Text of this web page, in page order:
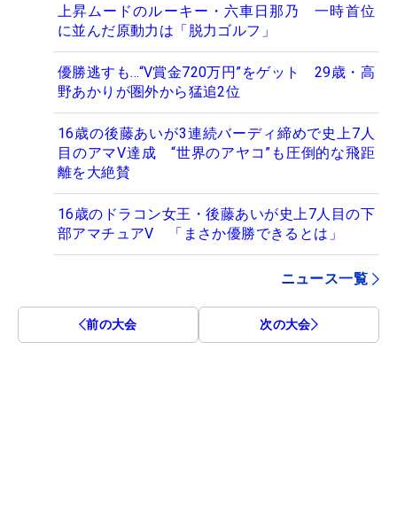
上昇ムードのルーキー・六車日那乃 一時首位
に並んだ原動力は「脱力ゴルフ」
優勝逃すも…“V賞金720万円”をゲット 29歳・高
野あかりが圏外から猛追2位
16歳の後藤あいが3連続バーディ締めで史上7人
目のアマV達成 “世界のアヤコ”も圧倒的な飛距
離を大絶賛
16歳のドラコン女王・後藤あいが史上7人目の下
部アマチュアV 「まさか優勝できるとは」
ニュース一覧
前の大会 次の大会